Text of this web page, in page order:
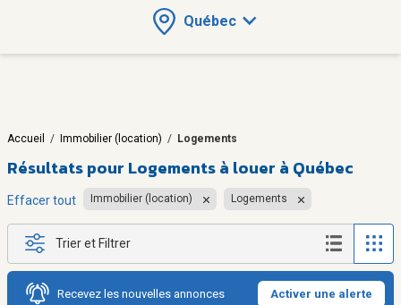
Québec
Accueil / Immobilier (location) / Logements
Résultats pour Logements à louer à Québec
Effacer tout Immobilier (location) Logements
Trier et Filtrer
Recevez les nouvelles annonces Activer une alerte